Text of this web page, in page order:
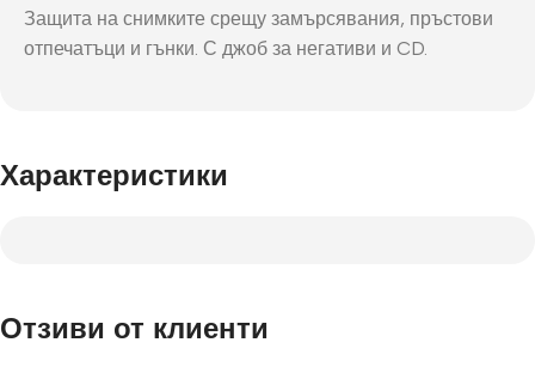
Защита на снимките срещу замърсявания, пръстови
отпечатъци и гънки. С джоб за негативи и CD.
Характеристики
Отзиви от клиенти